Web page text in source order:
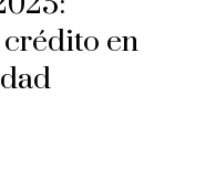
en